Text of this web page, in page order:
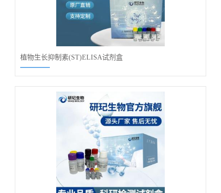
植物生长抑制素(ST)ELISA试剂盒